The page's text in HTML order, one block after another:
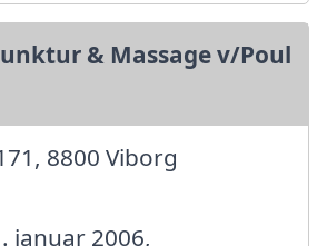
& Massage v/Poul
8800 Viborg
januar 2006,